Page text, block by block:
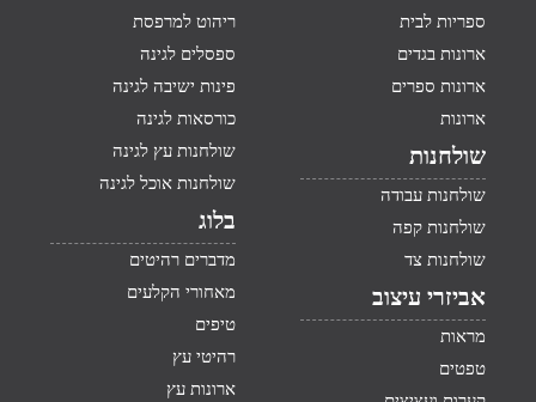
ספריות לבית
ארונות בגדים
ארונות ספרים
ארונות
שולחנות
שולחנות עבודה
שולחנות קפה
שולחנות צד
אביזרי עיצוב
מראות
טפטים
ריהוט למרפסת
ספסלים לגינה
פינות ישיבה לגינה
כורסאות לגינה
שולחנות עץ לגינה
שולחנות אוכל לגינה
בלוג
מדברים רהיטים
מאחורי הקלעים
טיפים
רהיטי עץ
ארונות עץ